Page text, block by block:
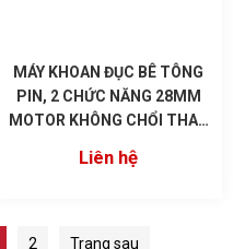
MÁY KHOAN ĐỤC BÊ TÔNG
PIN, 2 CHỨC NĂNG 28MM
MOTOR KHÔNG CHỔI THAN
Liên hệ
2 Trang sau